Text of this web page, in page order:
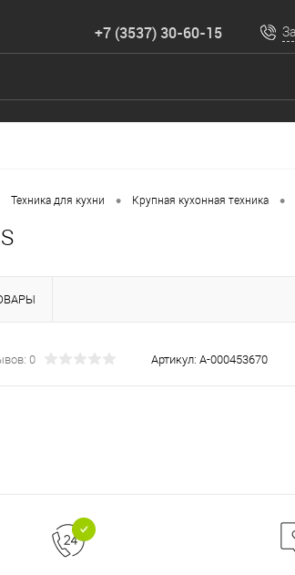
+7 (3537) 30-60-15
Техника для кухни • Крупная кухонная техника •
0 Артикул: А-000453670